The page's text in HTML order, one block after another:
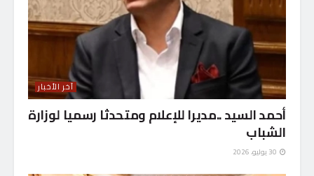
آخر الأخبار
أحمد السيد ..مديرا للإعلام ومتحدثا رسميا لوزارة
الشباب